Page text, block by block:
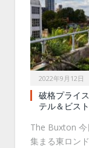
2022年9月12日
破格プライ
テル＆ビス
The Buxton 今
集まる東ロン